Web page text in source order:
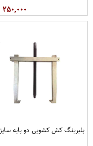
۲۵۰,۰۰۰
بلبرینگ کش کشویی دو پایه سایز 2